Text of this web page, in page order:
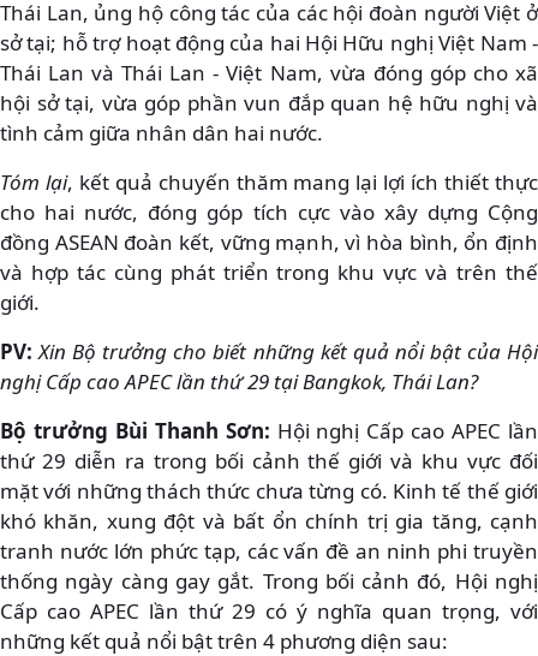
Thái Lan, ủng hộ công tác của các hội đoàn người Việt ở
sở tại; hỗ trợ hoạt động của hai Hội Hữu nghị Việt Nam -
Thái Lan và Thái Lan - Việt Nam, vừa đóng góp cho xã
hội sở tại, vừa góp phần vun đắp quan hệ hữu nghị và
tình cảm giữa nhân dân hai nước.
Tóm lại, kết quả chuyến thăm mang lại lợi ích thiết thực
cho hai nước, đóng góp tích cực vào xây dựng Cộng
đồng ASEAN đoàn kết, vững mạnh, vì hòa bình, ổn định
và hợp tác cùng phát triển trong khu vực và trên thế
giới.
PV: Xin Bộ trưởng cho biết những kết quả nổi bật của Hội
nghị Cấp cao APEC lần thứ 29 tại Bangkok, Thái Lan?
Bộ trưởng Bùi Thanh Sơn: Hội nghị Cấp cao APEC lần
thứ 29 diễn ra trong bối cảnh thế giới và khu vực đối
mặt với những thách thức chưa từng có. Kinh tế thế giới
khó khăn, xung đột và bất ổn chính trị gia tăng, cạnh
tranh nước lớn phức tạp, các vấn đề an ninh phi truyền
thống ngày càng gay gắt. Trong bối cảnh đó, Hội nghị
Cấp cao APEC lần thứ 29 có ý nghĩa quan trọng, với
những kết quả nổi bật trên 4 phương diện sau: